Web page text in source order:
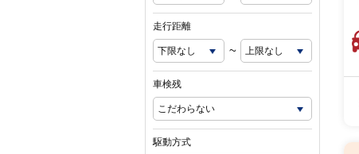
走行距離
~
車検残
駆動方式